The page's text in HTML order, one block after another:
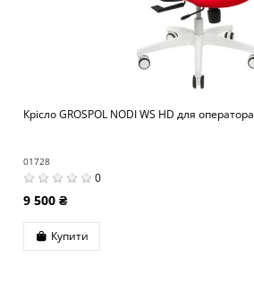
Крісло GROSPOL NODI WS HD для оператора
01728
0
9 500 ₴
Купити